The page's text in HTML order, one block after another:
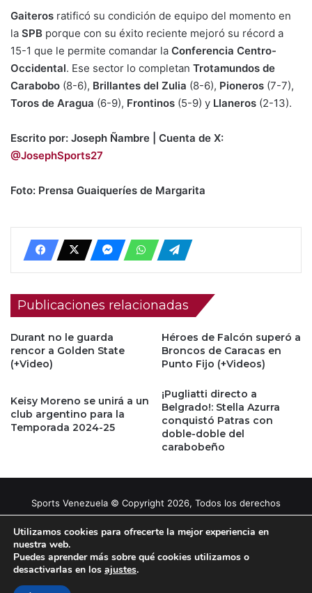
Gaiteros ratificó su condición de equipo del momento en
la SPB porque con su éxito reciente mejoró su récord a
15-1 que le permite comandar la Conferencia Centro-
Occidental. Ese sector lo completan Trotamundos de
Carabobo (8-6), Brillantes del Zulia (8-6), Pioneros (7-7),
Toros de Aragua (6-9), Frontinos (5-9) y Llaneros (2-13).
Escrito por: Joseph Ñambre | Cuenta de X:
@JosephSports27
Foto: Prensa Guaiqueríes de Margarita
Publicaciones relacionadas
Durant no le guarda
rencor a Golden State
(+Video)
Héroes de Falcón superó a
Broncos de Caracas en
Punto Fijo (+Videos)
Keisy Moreno se unirá a un
club argentino para la
Temporada 2024-25
¡Pugliatti directo a
Belgrado!: Stella Azurra
conquistó Patras con
doble-doble del
carabobeño
Sports Venezuela © Copyright 2026, Todos los derechos
Facebook
X YouTubeInstagram
Utilizamos cookies para ofrecerte la mejor experiencia en
nuestra web.
Puedes aprender más sobre qué cookies utilizamos o
desactivarlas en los ajustes.